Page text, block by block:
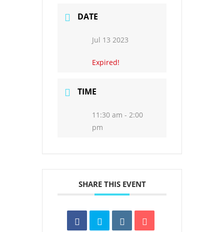
DATE
Jul 13 2023
Expired!
TIME
11:30 am - 2:00
pm
SHARE THIS EVENT